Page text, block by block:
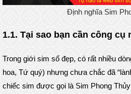
Định nghĩa Sim
1.1. Tại sao bạn cần công cụ
Trong giới sim số đẹp, có rất nhiều
hoa, Tứ quý) nhưng chưa chắc đã
chiếc sim được gọi là Sim Phong